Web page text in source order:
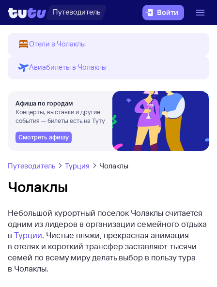
Путеводитель Войти
Отели в Чолаклы
Авиабилеты в Чолаклы
Афиша по городам
Концерты, выставки и другие
события — билеты есть на Туту
Смотреть афишу
Путеводитель Турция Чолаклы
Чолаклы
Небольшой курортный поселок Чолаклы считается
одним из лидеров в организации семейного отдыха
в Турции. Чистые пляжи, прекрасная анимация
в отелях и короткий трансфер заставляют тысячи
семей по всему миру делать выбор в пользу тура
в Чолаклы.